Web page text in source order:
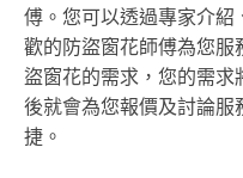
傅。您可以透過專家介紹
歡的防盜窗花師傅為您服
盜窗花的需求，您的需求
後就會為您報價及討論服
捷。